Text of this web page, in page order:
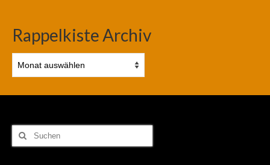
Rappelkiste Archiv
Archiv
Suchen
nach: